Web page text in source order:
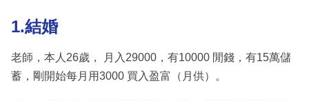
1.結婚
老師，本人26歲， 月入29000，有10000 閒錢，有15萬儲
蓄，剛開始每月用3000 買入盈富（月供）。